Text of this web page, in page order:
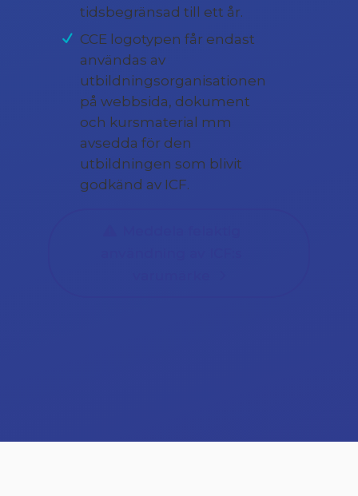
tidsbegränsad till ett år.
CCE logotypen får endast
användas av
utbildningsorganisationen
på webbsida, dokument
och kursmaterial mm
avsedda för den
utbildningen som blivit
godkänd av ICF.